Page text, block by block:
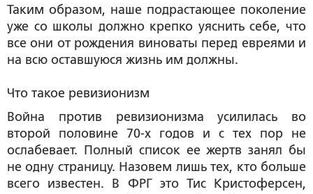
Таким образом, наше подрастающее поколение
уже со школы должно крепко уяснить себе, что
все они от рождения виноваты перед евреями и
на всю оставшуюся жизнь им должны.
Что такое ревизионизм
Война против ревизионизма усилилась во
второй половине 70-х годов и с тех пор не
ослабевает. Полный список ее жертв занял бы
не одну страницу. Назовем лишь тех, кто больше
всего известен. В ФРГ это Тис Кристоферсен,